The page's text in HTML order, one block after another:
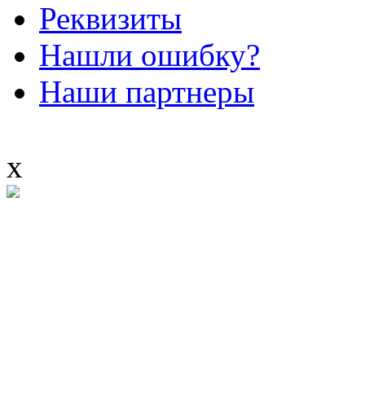
Реквизиты
Нашли ошибку?
Наши партнеры
x